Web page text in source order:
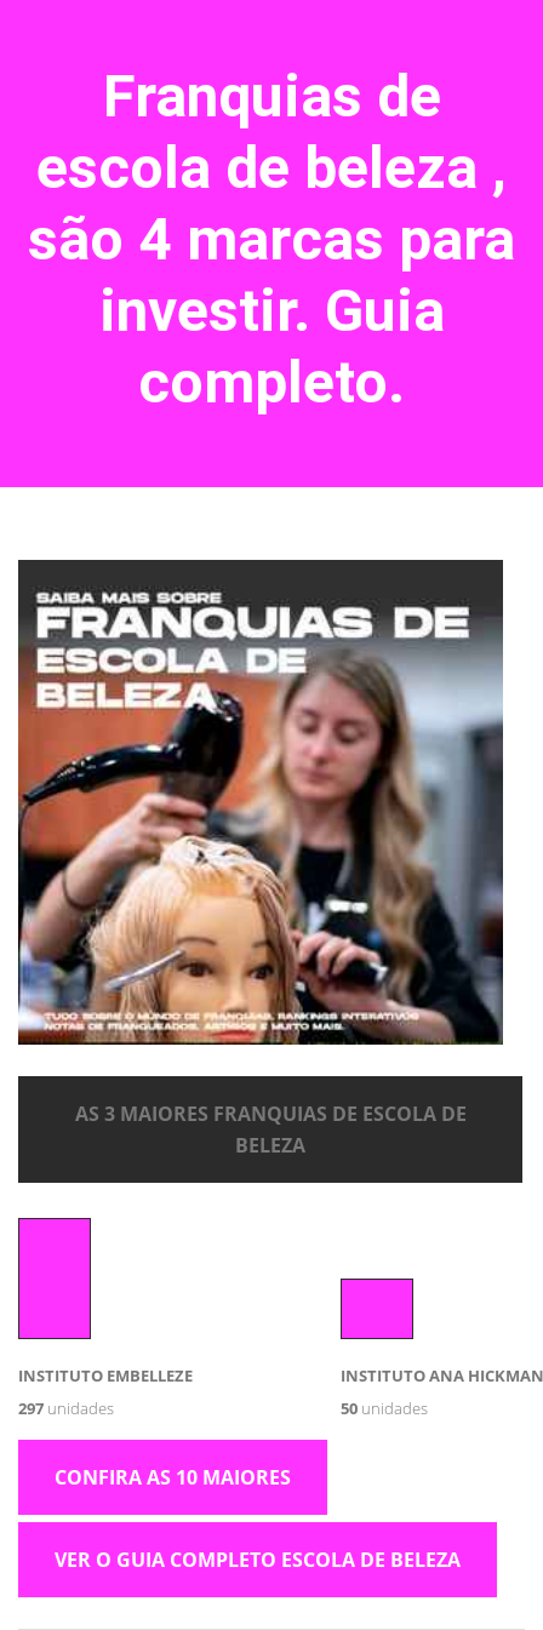
Franquias de
escola de beleza ,
são 4 marcas para
investir. Guia
completo.
AS 3 MAIORES FRANQUIAS DE ESCOLA DE
BELEZA
INSTITUTO EMBELLEZE
297 unidades
INSTITUTO ANA
50 unidades
CONFIRA AS 10 MAIORES
VER O GUIA COMPLETO ESCOLA DE BELEZA